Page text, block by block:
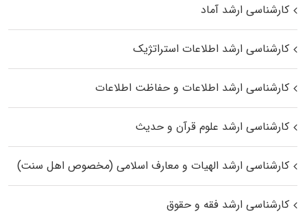
کارشناسی ارشد آماد
کارشناسی ارشد اطلاعات استراتژیک
کارشناسی ارشد اطلاعات و حفاظت اطلاعات
کارشناسی ارشد علوم قرآن و حدیث
کارشناسی ارشد الهیات و معارف اسلامی (مخصوص اهل سنت)
کارشناسی ارشد فقه و حقوق